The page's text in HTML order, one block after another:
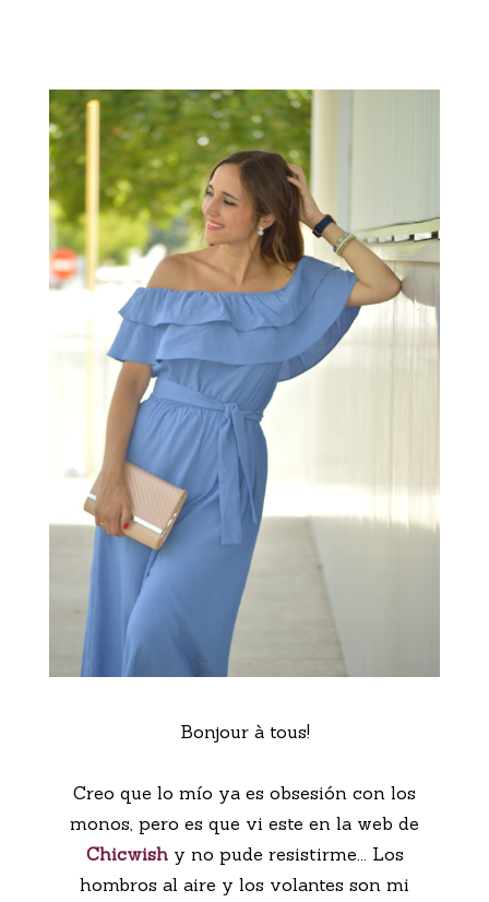
Bonjour à tous!
Creo que lo mío ya es obsesión con los
monos, pero es que vi este en la web de
Chicwishy no pude resistirme... Los
hombros al aire y los volantes son mi